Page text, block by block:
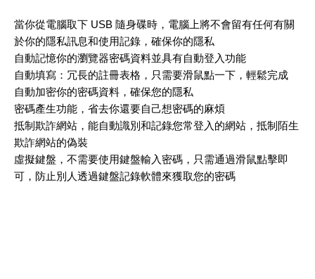
當你從電腦取下 USB 隨身碟時，電腦上將不會留有任何有關
於你的隱私訊息和使用記錄，確保你的隱私
自動記憶你的瀏覽器密碼資料並具有自動登入功能
自動填寫：冗長的註冊表格，只需要滑鼠點一下，輕鬆完成
自動加密你的密碼資料，確保您的隱私
密碼產生功能，省去你還要自己想密碼的麻煩
抵制欺詐網站，能自動識別和記錄您常登入的網站，抵制陌生
欺詐網站的偽裝
虛擬鍵盤，不需要使用鍵盤輸入密碼，只需通過滑鼠點擊即
可，防止別人透過鍵盤記錄軟體來獲取您的密碼